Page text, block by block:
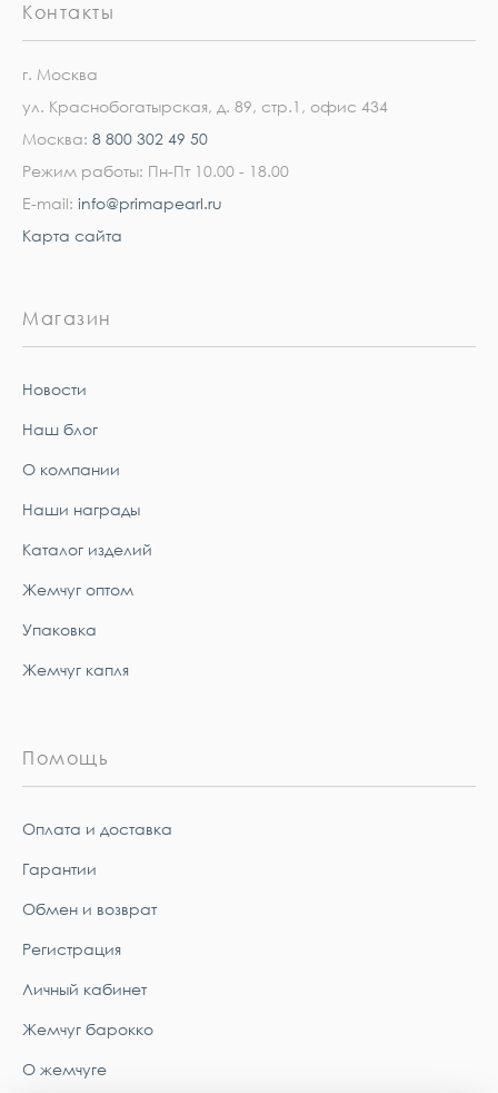
Контакты
г. Москва
ул. Краснобогатырская, д. 89, стр.1, офис 434
Москва: 8 800 302 49 50
Режим работы: Пн-Пт 10.00 - 18.00
E-mail: info@primapearl.ru
Карта сайта
Магазин
Новости
Наш блог
О компании
Наши награды
Каталог изделий
Жемчуг оптом
Упаковка
Жемчуг капля
Помощь
Оплата и доставка
Гарантии
Обмен и возврат
Регистрация
Личный кабинет
Жемчуг барокко
О жемчуге